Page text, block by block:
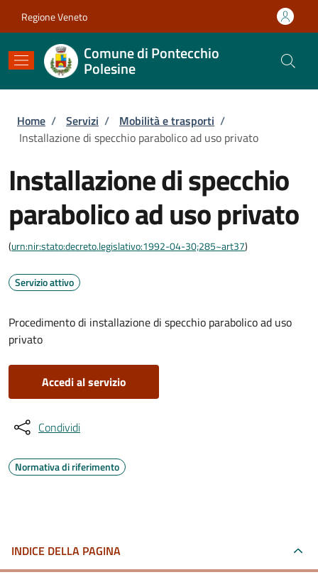
Regione Veneto
Comune di Pontecchio
Polesine
Briciole di pane
Home / Servizi / Mobilità e trasporti /
Installazione di specchio parabolico ad uso privato
Installazione di specchio
parabolico ad uso privato
(urn:nir:stato:decreto.legislativo:1992-04-30;285~art37)
Servizio attivo
Procedimento di installazione di specchio parabolico ad uso
privato
Accedi al servizio
Condividi
Normativa di riferimento
INDICE DELLA PAGINA